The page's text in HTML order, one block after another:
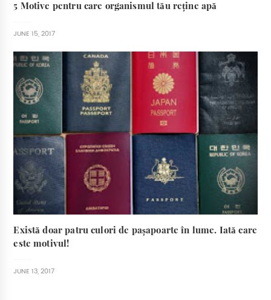
5 Motive pentru care organismul tău reține apă
JUNE 15, 2017
Există doar patru culori de pașapoarte în lume. Iată care
este motivul!
JUNE 13, 2017